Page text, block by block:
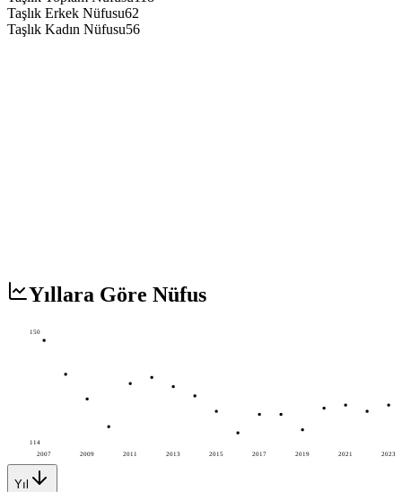
Taşlık Erkek Nüfusu62
Taşlık Kadın Nüfusu56
Yıllara Göre Nüfus
2007 2009 2011 2013 2015 2017 2019 2021 2023
150
114
Yıl